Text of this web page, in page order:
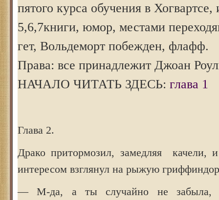
пятого курса обучения в Хогвартсе,
5,6,7книги, юмор, местами
гет, Вольдеморт побежден, флафф.
Права: все принадлежит Джоан
НАЧАЛО ЧИТАТЬ ЗДЕСЬ: глава 1
Глава 2.
Драко притормозил, замедляя качели,
интересом взглянул на рыжую
— М-да, а ты случайно не забыла,